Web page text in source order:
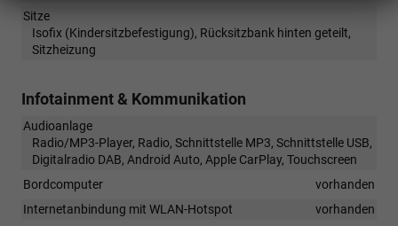
Sitze
Isofix (Kindersitzbefestigung), Rücksitzbank hinten geteilt,
Sitzheizung
Infotainment & Kommunikation
Audioanlage
Radio/MP3-Player, Radio, Schnittstelle MP3, Schnittstelle USB,
Digitalradio DAB, Android Auto, Apple CarPlay, Touchscreen
Bordcomputer
vorhanden
Internetanbindung mit WLAN-Hotspot
vorhanden